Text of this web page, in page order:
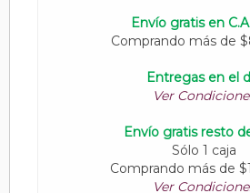
Envío gratis en
Comprando más de
Entregas en el
Ver
Envío gratis resto
Sólo 1 caja
Comprando más de
Ver